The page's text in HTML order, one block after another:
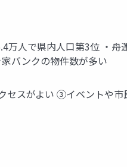
万人で県内人口第3位 ・舟
バンクの物件数が多い
セスがよい ③イベントや市